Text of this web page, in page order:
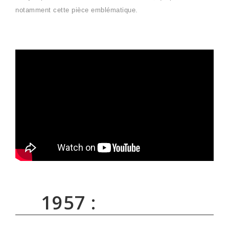
notamment cette pièce emblématique.
1957 :